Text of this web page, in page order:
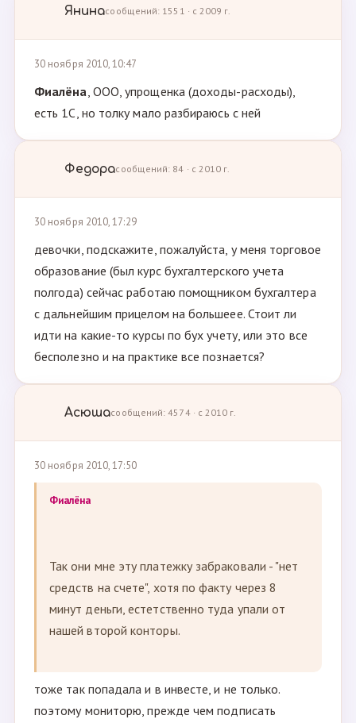
Янинасообщений: 1551 · с 2009 г.
30 ноября 2010, 10:47
Фиалёна, ООО, упрощенка (доходы-расходы),
есть 1С, но толку мало разбираюсь с ней
Федорасообщений: 84 · с 2010 г.
30 ноября 2010, 17:29
девочки, подскажите, пожалуйста, у меня торговое
образование (был курс бухгалтерского учета
полгода) сейчас работаю помощником бухгалтера
с дальнейшим прицелом на большеее. Стоит ли
идти на какие-то курсы по бух учету, или это все
бесполезно и на практике все познается?
Асюшасообщений: 4574 · с 2010 г.
30 ноября 2010, 17:50
Фиалёна
Так они мне эту платежку забраковали - "нет
средств на счете", хотя по факту через 8
минут деньги, естетственно туда упали от
нашей второй конторы.
тоже так попадала и в инвесте, и не только.
поэтому мониторю, прежде чем подписать